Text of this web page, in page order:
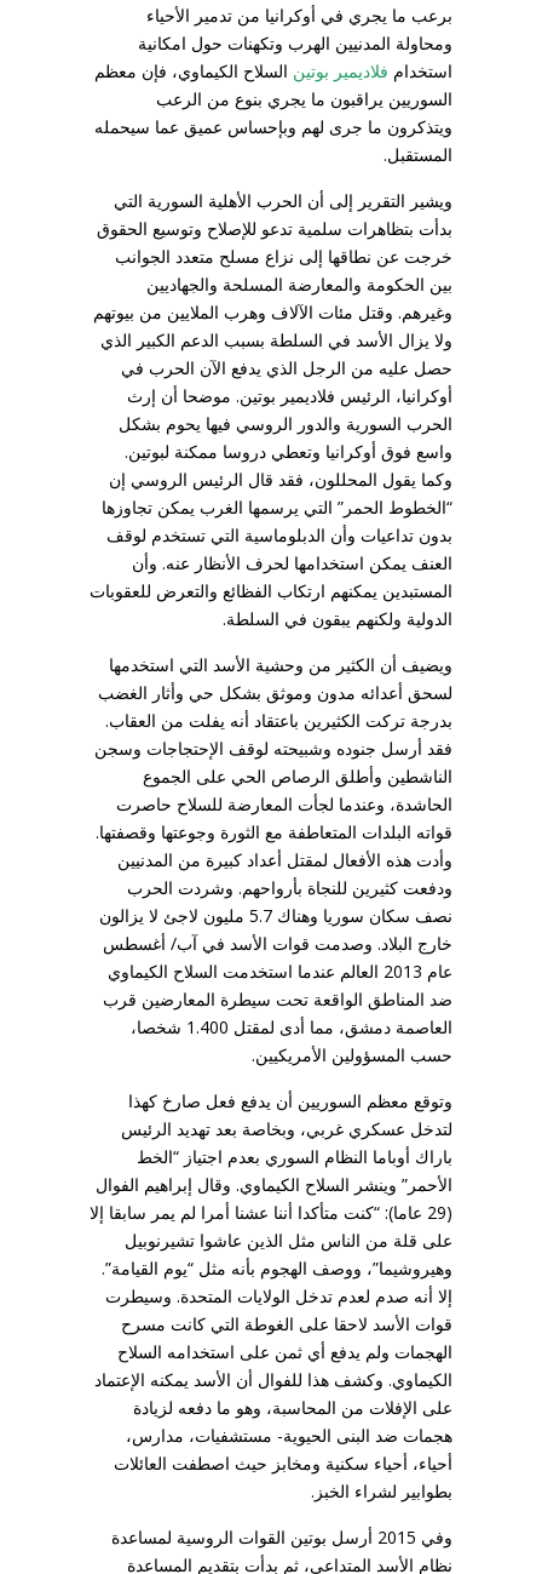
برعب ما يجري في أوكرانيا من تدمير الأحياء
ومحاولة المدنيين الهرب وتكهنات حول امكانية
استخدام فلاديمير بوتين السلاح الكيماوي، فإن معظم
السوريين يراقبون ما يجري بنوع من الرعب
ويتذكرون ما جرى لهم وبإحساس عميق عما سيحمله
المستقبل.
ويشير التقرير إلى أن الحرب الأهلية السورية التي
بدأت بتظاهرات سلمية تدعو للإصلاح وتوسيع الحقوق
خرجت عن نطاقها إلى نزاع مسلح متعدد الجوانب
بين الحكومة والمعارضة المسلحة والجهاديين
وغيرهم. وقتل مئات الآلاف وهرب الملايين من بيوتهم
ولا يزال الأسد في السلطة بسبب الدعم الكبير الذي
حصل عليه من الرجل الذي يدفع الآن الحرب في
أوكرانيا، الرئيس فلاديمير بوتين. موضحا أن إرث
الحرب السورية والدور الروسي فيها يحوم بشكل
واسع فوق أوكرانيا وتعطي دروسا ممكنة لبوتين.
وكما يقول المحللون، فقد قال الرئيس الروسي إن
“الخطوط الحمر” التي يرسمها الغرب يمكن تجاوزها
بدون تداعيات وأن الدبلوماسية التي تستخدم لوقف
العنف يمكن استخدامها لحرف الأنظار عنه. وأن
المستبدين يمكنهم ارتكاب الفظائع والتعرض للعقوبات
الدولية ولكنهم يبقون في السلطة.
ويضيف أن الكثير من وحشية الأسد التي استخدمها
لسحق أعدائه مدون وموثق بشكل حي وأثار الغضب
بدرجة تركت الكثيرين باعتقاد أنه يفلت من العقاب.
فقد أرسل جنوده وشبيحته لوقف الإحتجاجات وسجن
الناشطين وأطلق الرصاص الحي على الجموع
الحاشدة، وعندما لجأت المعارضة للسلاح حاصرت
قواته البلدات المتعاطفة مع الثورة وجوعتها وقصفتها.
وأدت هذه الأفعال لمقتل أعداد كبيرة من المدنيين
ودفعت كثيرين للنجاة بأرواحهم. وشردت الحرب
نصف سكان سوريا وهناك 5.7 مليون لاجئ لا يزالون
خارج البلاد. وصدمت قوات الأسد في آب/ أغسطس
عام 2013 العالم عندما استخدمت السلاح الكيماوي
ضد المناطق الواقعة تحت سيطرة المعارضين قرب
العاصمة دمشق، مما أدى لمقتل 1.400 شخصا،
حسب المسؤولين الأمريكيين.
وتوقع معظم السوريين أن يدفع فعل صارخ كهذا
لتدخل عسكري غربي، وبخاصة بعد تهديد الرئيس
باراك أوباما النظام السوري بعدم اجتياز “الخط
الأحمر” وينشر السلاح الكيماوي. وقال إبراهيم الفوال
(29 عاما): “كنت متأكدا أننا عشنا أمرا لم يمر سابقا إلا
على قلة من الناس مثل الذين عاشوا تشيرنوبيل
وهيروشيما”، ووصف الهجوم بأنه مثل “يوم القيامة”.
إلا أنه صدم لعدم تدخل الولايات المتحدة. وسيطرت
قوات الأسد لاحقا على الغوطة التي كانت مسرح
الهجمات ولم يدفع أي ثمن على استخدامه السلاح
الكيماوي. وكشف هذا للفوال أن الأسد يمكنه الإعتماد
على الإفلات من المحاسبة، وهو ما دفعه لزيادة
هجمات ضد البنى الحيوية- مستشفيات، مدارس،
أحياء، أحياء سكنية ومخابز حيث اصطفت العائلات
بطوابير لشراء الخبز.
وفي 2015 أرسل بوتين القوات الروسية لمساعدة
نظام الأسد المتداعي، ثم بدأت بتقديم المساعدة